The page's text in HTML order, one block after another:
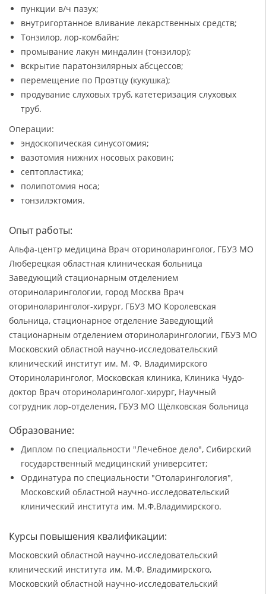
пункции в/ч пазух;
внутригортанное вливание лекарственных средств;
Тонзилор, лор-комбайн;
промывание лакун миндалин (тонзилор);
вскрытие паратонзилярных абсцессов;
перемещение по Проэтцу (кукушка);
продувание слуховых труб, катетеризация слуховых
труб.
Операции:
эндоскопическая синусотомия;
вазотомия нижних носовых раковин;
септопластика;
полипотомия носа;
тонзилэктомия.
Опыт работы:
Альфа-центр медицина Врач оториноларинголог, ГБУЗ МО
Люберецкая областная клиническая больница
Заведующий стационарным отделением
оториноларингологии, город Москва Врач
оториноларинголог-хирург, ГБУЗ МО Королевская
больница, стационарное отделение Заведующий
стационарным отделением оториноларингологии, ГБУЗ МО
Московский областной научно-исследовательский
клинический институт им. М. Ф. Владимирского
Оториноларинголог, Московская клиника, Клиника Чудо-
доктор Врач оториноларинголог-хирург, Научный
сотрудник лор-отделения, ГБУЗ МО Щëлковская больница
Образование:
Диплом по специальности "Лечебное дело", Сибирский
государственный медицинский университет;
Ординатура по специальности "Отоларингология",
Московский областной научно-исследовательский
клинический института им. М.Ф.Владимирского.
Курсы повышения квалификации:
Московский областной научно-исследовательский
клинический института им. М.Ф. Владимирского,
Московский областной научно-исследовательский